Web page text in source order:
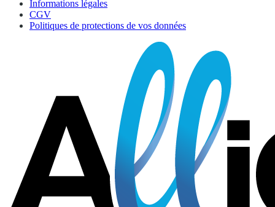
Informations légales
CGV
Politiques de protections de vos données